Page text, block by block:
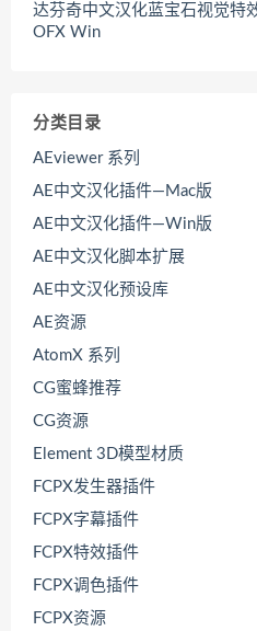
达芬奇中文汉化蓝宝石视觉特
OFX Win
分类目录
AEviewer 系列
AE中文汉化插件—Mac版
AE中文汉化插件—Win版
AE中文汉化脚本扩展
AE中文汉化预设库
AE资源
AtomX 系列
CG蜜蜂推荐
CG资源
Element 3D模型材质
FCPX发生器插件
FCPX字幕插件
FCPX特效插件
FCPX调色插件
FCPX资源